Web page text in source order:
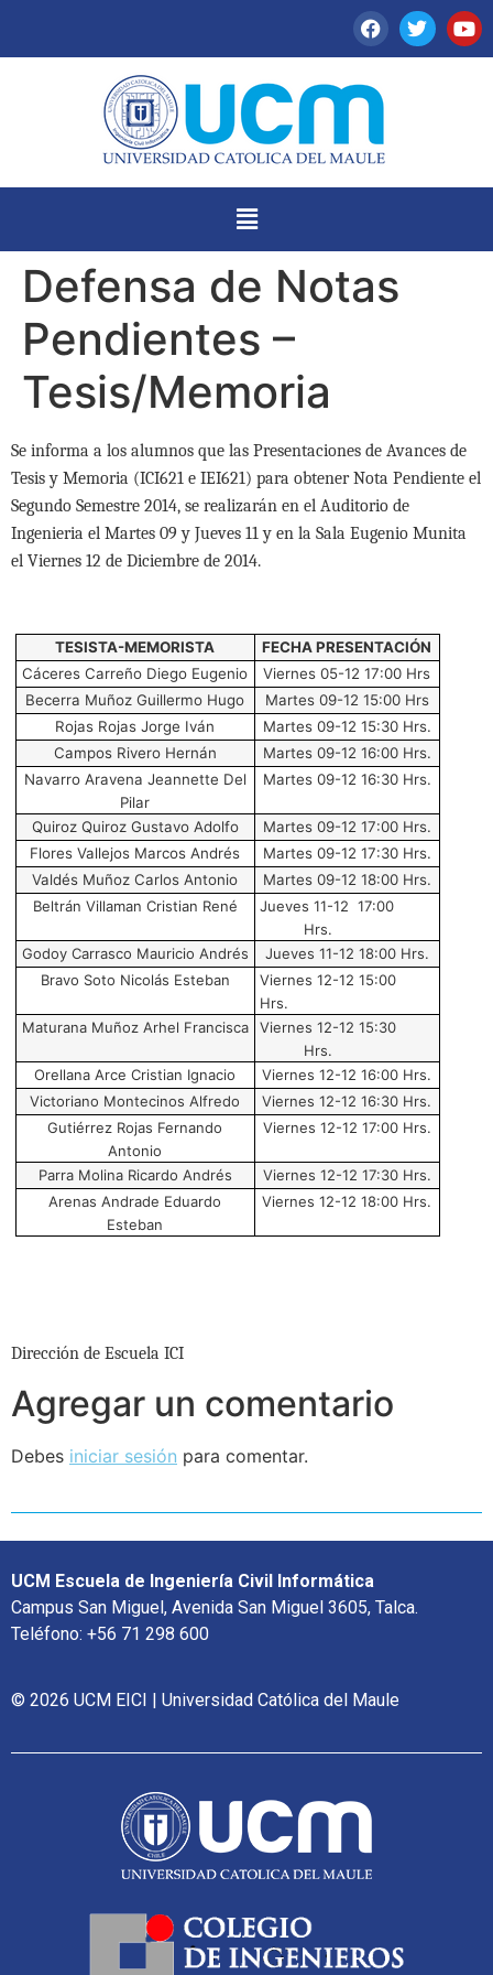
Defensa de Notas
Pendientes –
Tesis/Memoria
Se informa a los alumnos que las Presentaciones de Avances de
Tesis y Memoria (ICI621 e IEI621) para obtener Nota Pendiente el
Segundo Semestre 2014, se realizarán en el Auditorio de
Ingenieria el Martes 09 y Jueves 11 y en la Sala Eugenio Munita
el Viernes 12 de Diciembre de 2014.
TESISTA-MEMORISTA
FECHA PRESENTACIÓN
Cáceres Carreño Diego Eugenio
Viernes 05-12 17:00 Hrs
Becerra Muñoz Guillermo Hugo
Martes 09-12 15:00 Hrs
Rojas Rojas Jorge Iván
Martes 09-12 15:30 Hrs.
Campos Rivero Hernán
Martes 09-12 16:00 Hrs.
Navarro Aravena Jeannette Del
Pilar
Martes 09-12 16:30 Hrs.
Quiroz Quiroz Gustavo Adolfo
Martes 09-12 17:00 Hrs.
Flores Vallejos Marcos Andrés
Martes 09-12 17:30 Hrs.
Valdés Muñoz Carlos Antonio
Martes 09-12 18:00 Hrs.
Beltrán Villaman Cristian René
Jueves 11-12 17:00
Hrs.
Godoy Carrasco Mauricio Andrés
Jueves 11-12 18:00 Hrs.
Bravo Soto Nicolás Esteban
Viernes 12-12 15:00
Hrs.
Maturana Muñoz Arhel Francisca
Viernes 12-12 15:30
Hrs.
Orellana Arce Cristian Ignacio
Viernes 12-12 16:00 Hrs.
Victoriano Montecinos Alfredo
Viernes 12-12 16:30 Hrs.
Gutiérrez Rojas Fernando
Antonio
Viernes 12-12 17:00 Hrs.
Parra Molina Ricardo Andrés
Viernes 12-12 17:30 Hrs.
Arenas Andrade Eduardo
Esteban
Viernes 12-12 18:00 Hrs.
Dirección de Escuela ICI
Agregar un comentario
Debes iniciar sesión para comentar.
UCM Escuela de Ingeniería Civil Informática
Campus San Miguel, Avenida San Miguel 3605, Talca.
Teléfono: +56 71 298 600
© 2026 UCM EICI | Universidad Católica del Maule